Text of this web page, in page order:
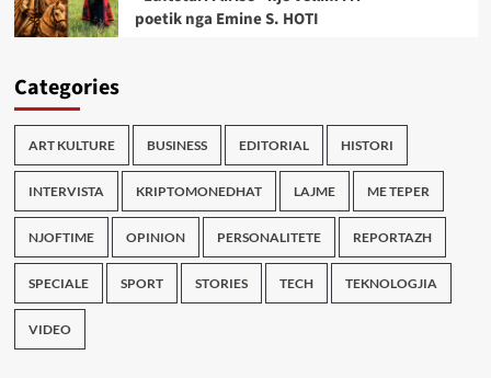
poetik nga Emine S. HOTI
Categories
ART KULTURE BUSINESS EDITORIAL HISTORI
INTERVISTA KRIPTOMONEDHAT LAJME ME TEPER
NJOFTIME OPINION PERSONALITETE REPORTAZH
SPECIALE SPORT STORIES TECH TEKNOLOGJIA
VIDEO